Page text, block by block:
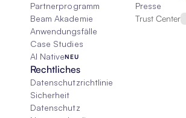
Partnerprogramm
Beam Akademie
Anwendungsfälle
Case Studies
AI NativeNEU
Presse
Trust Center
Rechtliches
Datenschutzrichtlinie
Sicherheit
Datenschutz